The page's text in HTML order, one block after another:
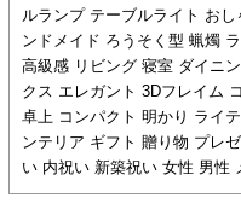
ルランプ テーブルライト お
ンドメイド ろうそく型 蝋燭
高級感 リビング 寝室 ダイニ
クス エレガント 3Dフレイム
卓上 コンパクト 明かり ライ
ンテリア ギフト 贈り物 プレ
い 内祝い 新築祝い 女性 男性